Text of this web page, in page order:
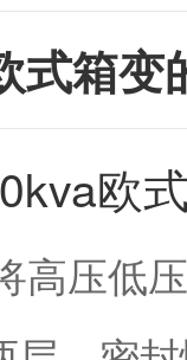
式箱变
欧
高压低